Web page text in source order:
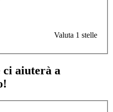
Valuta 1 stelle
aiuterà a